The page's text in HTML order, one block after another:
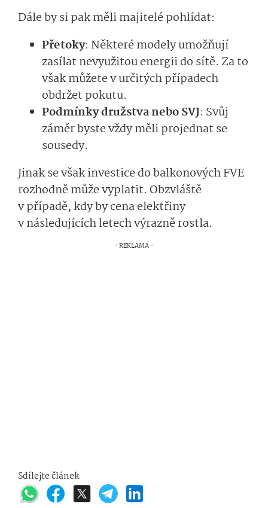
Dále by si pak měli majitelé pohlídat:
Přetoky: Některé modely umožňují
zasílat nevyužitou energii do sítě. Za to
však můžete v určitých případech
obdržet pokutu.
Podmínky družstva nebo SVJ: Svůj
záměr byste vždy měli projednat se
sousedy.
Jinak se však investice do balkonových FVE
rozhodně může vyplatit. Obzvláště
v případě, kdy by cena elektřiny
v následujících letech výrazně rostla.
Sdílejte článek